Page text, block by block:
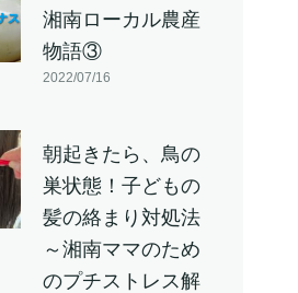
湘南ローカル農産
物語③
2022/07/16
朝起きたら、鳥の
巣状態！子どもの
髪の絡まり対処法
～湘南ママのため
のプチストレス解